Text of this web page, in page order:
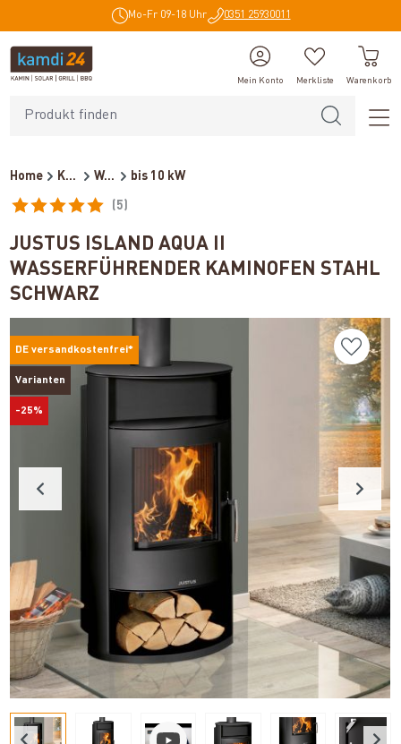
Mo-Fr 09-18 Uhr 0351 25930011
Mein Konto Merkliste Warenkorb
Home Kaminöfen Wasserführende Kaminöfen bis 10 kW
(5)
JUSTUS ISLAND AQUA II
WASSERFÜHRENDER KAMINOFEN STAHL
SCHWARZ
DE versandkostenfrei*
Varianten
-25%